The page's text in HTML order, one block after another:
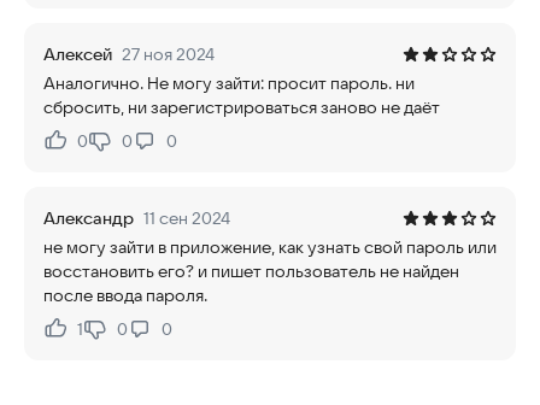
Алексей 27 ноя 2024
Аналогично. Не могу зайти: просит пароль. ни
сбросить, ни зарегистрироваться заново не даёт
Нравится:
0Не нравится:
0 0
Александр 11 сен 2024
не могу зайти в приложение, как узнать свой пароль или
восстановить его? и пишет пользователь не найден
после ввода пароля.
Нравится:
1Не нравится:
0 0